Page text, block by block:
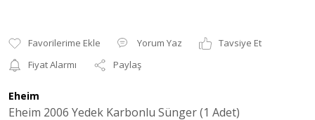
Yorum Yaz
Tavsiye Et
Fiyat Alarmı
Paylaş
Eheim
Eheim 2006 Yedek Karbonlu Sünger (1 Adet)